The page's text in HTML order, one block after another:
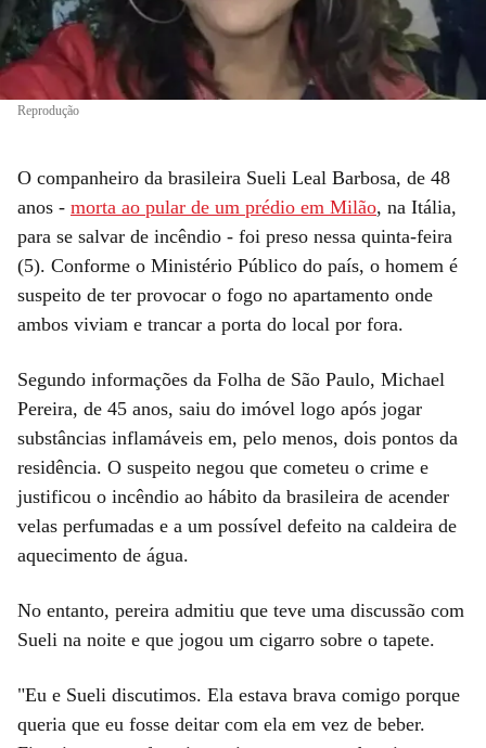
Reprodução
O companheiro da brasileira Sueli Leal Barbosa, de 48
anos - morta ao pular de um prédio em Milão, na Itália,
para se salvar de incêndio - foi preso nessa quinta-feira
(5). Conforme o Ministério Público do país, o homem é
suspeito de ter provocar o fogo no apartamento onde
ambos viviam e trancar a porta do local por fora.
Segundo informações da Folha de São Paulo, Michael
Pereira, de 45 anos, saiu do imóvel logo após jogar
substâncias inflamáveis em, pelo menos, dois pontos da
residência. O suspeito negou que cometeu o crime e
justificou o incêndio ao hábito da brasileira de acender
velas perfumadas e a um possível defeito na caldeira de
aquecimento de água.
No entanto, pereira admitiu que teve uma discussão com
Sueli na noite e que jogou um cigarro sobre o tapete.
"Eu e Sueli discutimos. Ela estava brava comigo porque
queria que eu fosse deitar com ela em vez de beber.